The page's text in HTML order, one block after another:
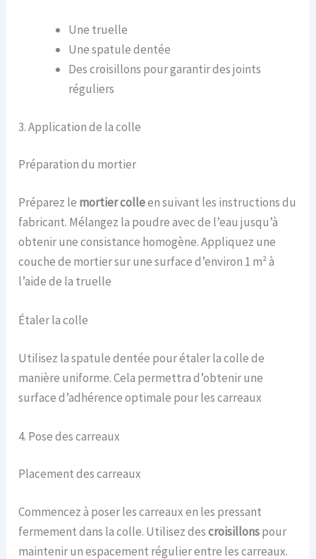
Une truelle
Une spatule dentée
Des croisillons pour garantir des joints
réguliers
3. Application de la colle
Préparation du mortier
Préparez le mortier colleen suivant les instructions du
fabricant. Mélangez la poudre avec de l’eau jusqu’à
obtenir une consistance homogène. Appliquez une
couche de mortier sur une surface d’environ 1 m² à
l’aide de la truelle
Étaler la colle
Utilisez la spatule dentée pour étaler la colle de
manière uniforme. Cela permettra d’obtenir une
surface d’adhérence optimale pour les carreaux
4. Pose des carreaux
Placement des carreaux
Commencez à poser les carreaux en les pressant
fermement dans la colle. Utilisez descroisillonspour
maintenir un espacement régulier entre les carreaux.